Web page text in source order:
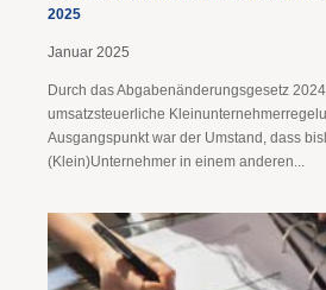
2025
Januar 2025
Durch das Abgabenänderungsgesetz
umsatzsteuerliche
Ausgangspunkt war der Umstand, dass
(Klein)Unternehmer in einem anderen...